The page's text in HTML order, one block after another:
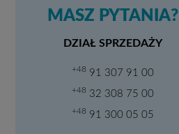
MASZ PYTANIA?
DZIAŁ SPRZEDAŻY
+48 91 307 91 00
+48 32 308 75 00
+48 91 300 05 05